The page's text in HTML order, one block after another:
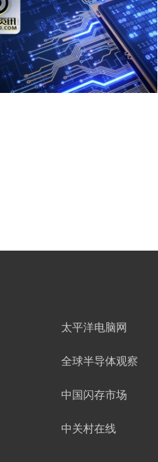
太平洋电脑网
全球半导体观察
中国闪存市场
中关村在线